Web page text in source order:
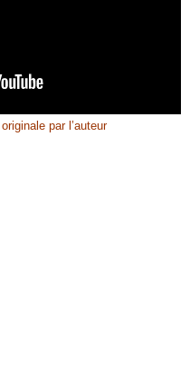
par l’auteur